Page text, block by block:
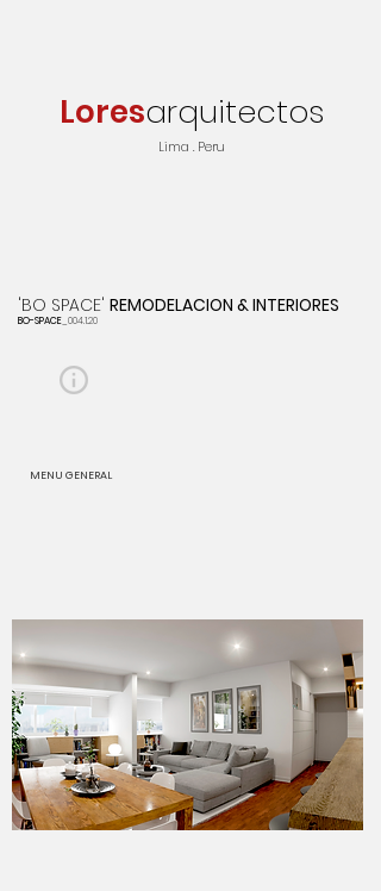
Loresarquitectos
Lima . Peru
'BO SPACE' REMODELACION & INTERIORES
BO-SPACE _004.1.20
MENU GENERAL